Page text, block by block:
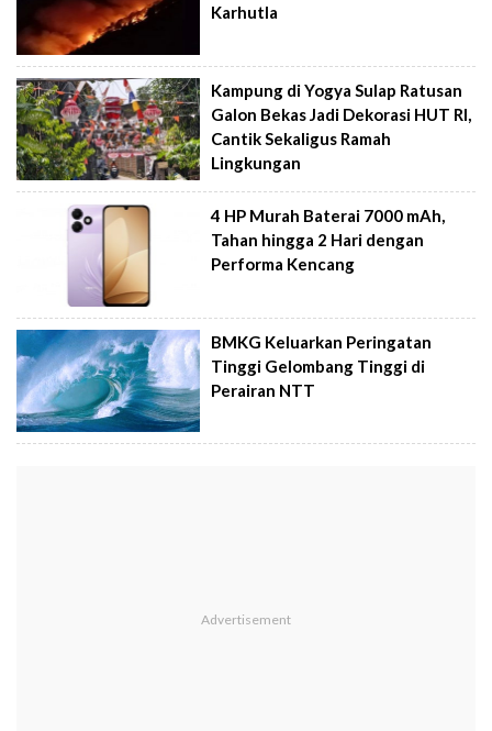
Karhutla
Kampung di Yogya Sulap Ratusan
Galon Bekas Jadi Dekorasi HUT RI,
Cantik Sekaligus Ramah
Lingkungan
4 HP Murah Baterai 7000 mAh,
Tahan hingga 2 Hari dengan
Performa Kencang
BMKG Keluarkan Peringatan
Tinggi Gelombang Tinggi di
Perairan NTT